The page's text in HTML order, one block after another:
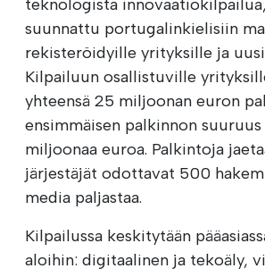
teknologista
suunnattu portugalinkielisiin
rekisteröidyille yrityksille ja
Kilpailuun osallistuville
yhteensä 25 miljoonan euron
ensimmäisen palkinnon suuruus
miljoonaa euroa. Palkintoja
järjestäjät odottavat 500
media paljastaa.
Kilpailussa keskitytään
aloihin: digitaalinen ja tekoäly,